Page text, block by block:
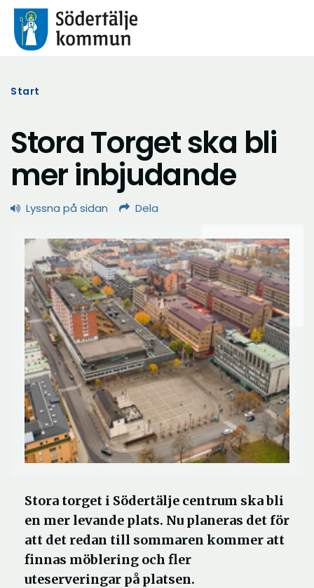
Start
Stora Torget ska bli
mer inbjudande
Lyssna på sidan Dela
Stora torget i Södertälje centrum ska bli
en mer levande plats. Nu planeras det för
att det redan till sommaren kommer att
finnas möblering och fler
uteserveringar på platsen.